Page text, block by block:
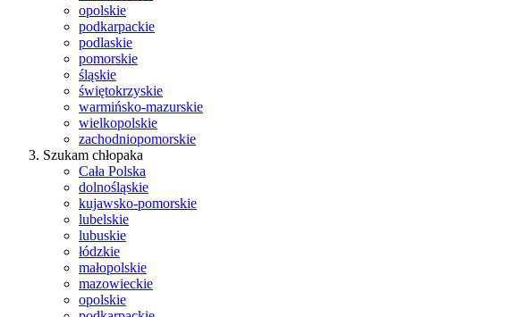
opolskie
podkarpackie
podlaskie
pomorskie
śląskie
świętokrzyskie
warmińsko-mazurskie
wielkopolskie
zachodniopomorskie
Szukam chłopaka
Cała Polska
dolnośląskie
kujawsko-pomorskie
lubelskie
lubuskie
łódzkie
małopolskie
mazowieckie
opolskie